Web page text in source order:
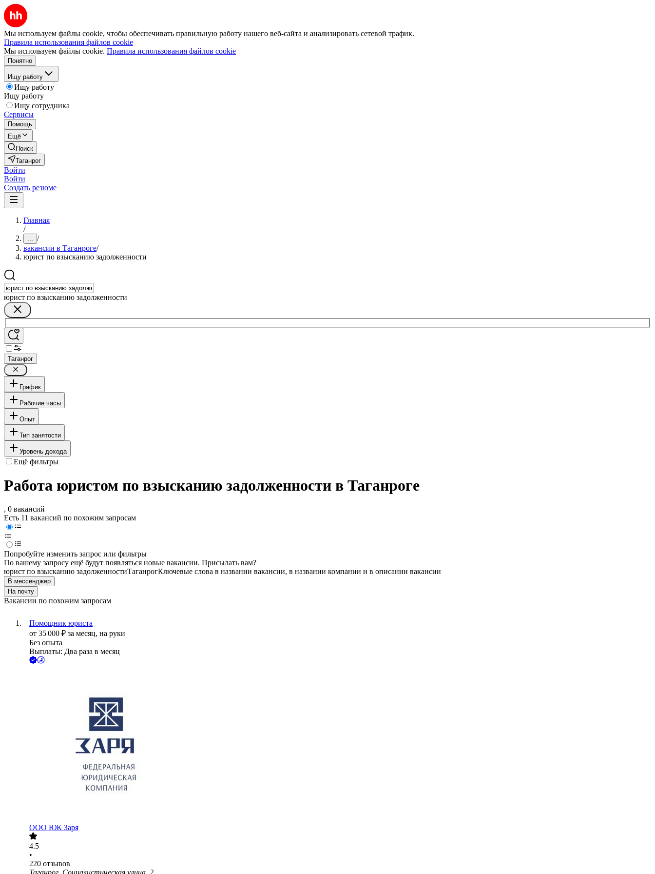
Мы используем файлы cookie, чтобы обеспечивать правильную работу нашего веб-сайта и анализировать сетевой трафик.
Правила использования файлов cookie
Мы используем файлы cookie. Правила использования файлов cookie
Понятно
Ищу работу
Ищу работу
Ищу работу
Ищу сотрудника
Сервисы
Помощь
Ещё
Поиск
Таганрог
Войти
Войти
Создать резюме
Главная
/
... /
вакансии в Таганроге/
юрист по взысканию задолженности
юрист по взысканию задолженности
Таганрог
График
Рабочие часы
Опыт
Тип занятости
Уровень дохода
Ещё фильтры
Работа юристом по взысканию задолженности в Таганроге
, 0 вакансий
Есть 11 вакансий по похожим запросам
Попробуйте изменить запрос или фильтры
По вашему запросу ещё будут появляться новые вакансии. Присылать вам?
юрист по взысканию задолженностиТаганрогКлючевые слова в названии вакансии, в названии компании и в описании вакансии
В мессенджер
На почту
Вакансии по похожим запросам
Помощник юриста
от 35 000 ₽ за месяц, на руки
Без опыта
Выплаты: Два раза в месяц
ООО ЮК Заря
4.5
•
220 отзывов